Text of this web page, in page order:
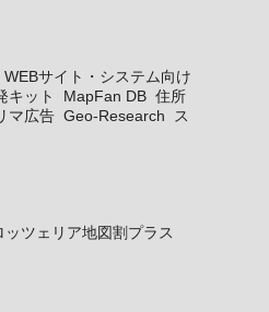
WEBサイト・システム向け
キット MapFan DB 住所
マ広告 Geo-Research
ス
ッツェリア地図割プラス